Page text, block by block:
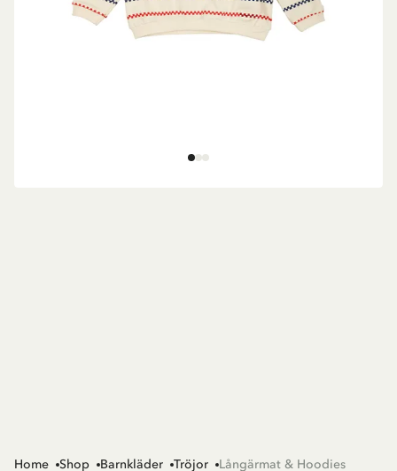
Home Shop Barnkläder Tröjor Långärmat & Hoodies